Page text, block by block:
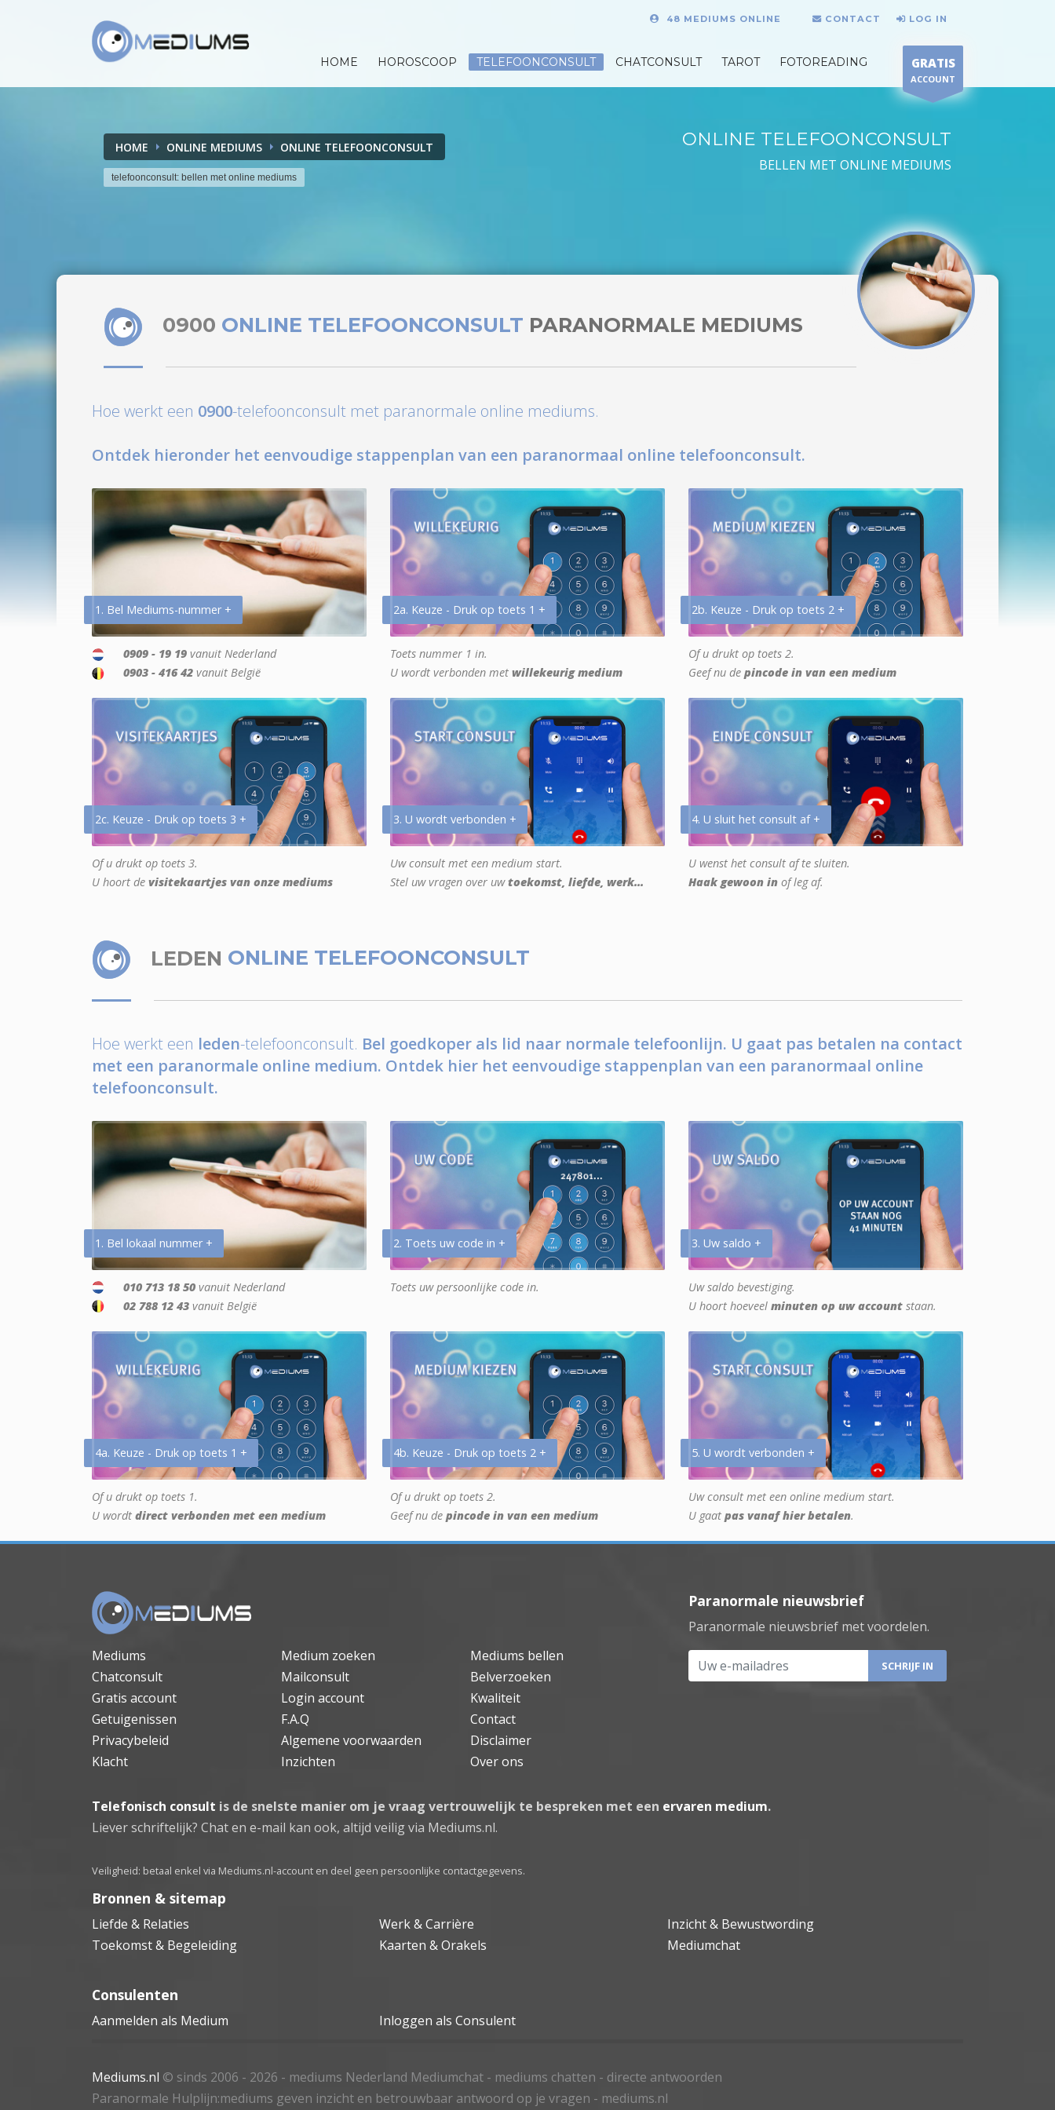
48 MEDIUMS ONLINE CONTACT LOG IN
HOME HOROSCOOP TELEFOONCONSULT CHATCONSULT TAROT FOTOREADING GRATIS
ACCOUNT
HOME ONLINE MEDIUMS ONLINE TELEFOONCONSULT
telefoonconsult: bellen met online mediums
ONLINE TELEFOONCONSULT
BELLEN MET ONLINE MEDIUMS
0900 ONLINE TELEFOONCONSULT PARANORMALE MEDIUMS
Hoe werkt een 0900-telefoonconsult met paranormale online mediums.
Ontdek hieronder het eenvoudige stappenplan van een paranormaal online telefoonconsult.
1. Bel Mediums-nummer +
0909 - 19 19 vanuit Nederland
0903 - 416 42 vanuit België
2a. Keuze - Druk op toets 1 +
Toets nummer 1 in.
U wordt verbonden met willekeurig medium
2b. Keuze - Druk op toets 2 +
Of u drukt op toets 2.
Geef nu de pincode in van een medium
2c. Keuze - Druk op toets 3 +
Of u drukt op toets 3.
U hoort de visitekaartjes van onze mediums
3. U wordt verbonden +
Uw consult met een medium start.
Stel uw vragen over uwtoekomst, liefde, werk...
4. U sluit het consult af +
U wenst het consult af te sluiten.
Haak gewoon in of leg af.
LEDEN ONLINE TELEFOONCONSULT
Hoe werkt een leden-telefoonconsult. Bel goedkoper als lid naar normale telefoonlijn. U gaat pas betalen na contact
met een paranormale online medium. Ontdek hier het eenvoudige stappenplan van een paranormaal online
telefoonconsult.
1. Bel lokaal nummer +
010 713 18 50 vanuit Nederland
02 788 12 43 vanuit België
2. Toets uw code in +
Toets uw persoonlijke code in.
3. Uw saldo +
Uw saldo bevestiging.
U hoort hoeveel minuten op uw account staan.
4a. Keuze - Druk op toets 1 +
Of u drukt op toets 1.
U wordt direct verbonden met een medium
4b. Keuze - Druk op toets 2 +
Of u drukt op toets 2.
Geef nu de pincode in van een medium
5. U wordt verbonden +
Uw consult met een online medium start.
U gaat pas vanaf hier betalen.
Mediums Medium zoeken
Mediums bellen
Chatconsult
Mailconsult
Belverzoeken
Gratis account
Login account
Kwaliteit
Getuigenissen
F.A.Q
Contact
Privacybeleid
Algemene voorwaarden
Disclaimer
Klacht
Inzichten Over ons
Paranormale nieuwsbrief
Paranormale nieuwsbrief met voordelen.
Uw e-mailadres
Telefonisch consult is de snelste manier om je vraag vertrouwelijk te bespreken met een ervaren medium.
Liever schriftelijk? Chat en e-mail kan ook, altijd veilig via Mediums.nl.
Veiligheid: betaal enkel via Mediums.nl-account en deel geen persoonlijke contactgegevens.
Bronnen & sitemap
Liefde & Relaties Werk & Carrière
Inzicht & Bewustwording
Toekomst & Begeleiding
Kaarten & Orakels Mediumchat
Consulenten
Aanmelden als Medium Inloggen als Consulent
Mediums.nl © sinds 2006 - 2026 - mediums Nederland Mediumchat - mediums chatten - directe antwoorden
Paranormale Hulplijn:mediums geven inzicht en betrouwbaar antwoord op je vragen - mediums.nl